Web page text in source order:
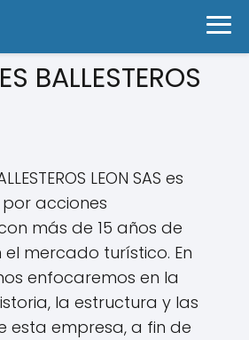
BALLESTEROS
LEON SAS es
acciones
más de 15 años de
el mercado turístico. En
enfocaremos en la
la estructura y las
esta empresa, a fin de